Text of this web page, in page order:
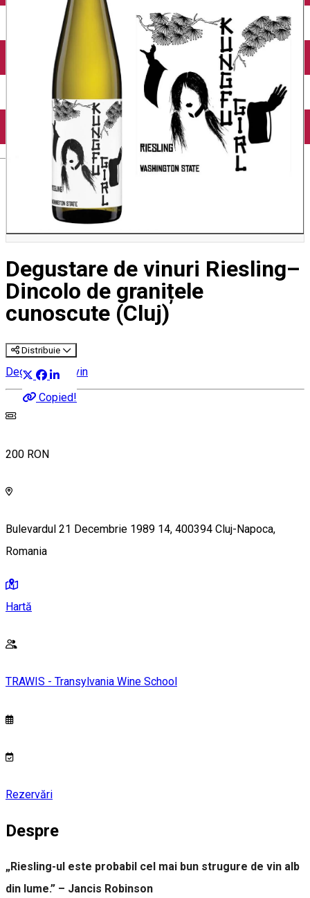
Degustare de vinuri Riesling–
Dincolo de granițele
cunoscute (Cluj)
Distribuie
Copied!
Degustare de vin
200 RON
Bulevardul 21 Decembrie 1989 14, 400394 Cluj-Napoca,
Romania
Hartă
TRAWIS - Transylvania Wine School
Rezervări
Despre
„Riesling-ul este probabil cel mai bun strugure de vin alb
din lume.” – Jancis Robinson